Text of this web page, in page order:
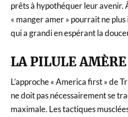
prêts à hypothéquer leur avenir.
« manger amer » pourrait ne
qui a grandi en espérant la
LA PILULE
L’approche « America first » de
ne doit pas nécessairement se
maximale. Les tactiques